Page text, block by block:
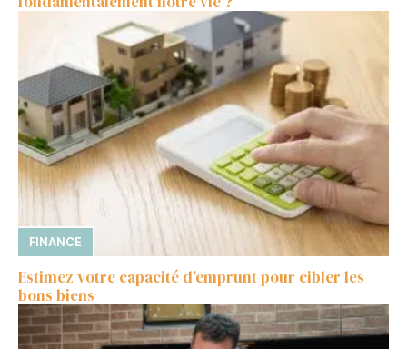
FINANCE
Estimez votre capacité d’emprunt pour cibler les
bons biens